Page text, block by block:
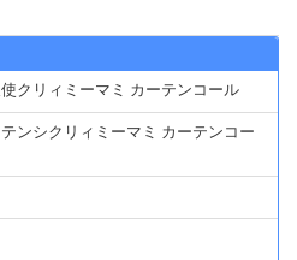
クリィミーマミ カーテンコール
ンシクリィミーマミ カーテンコー